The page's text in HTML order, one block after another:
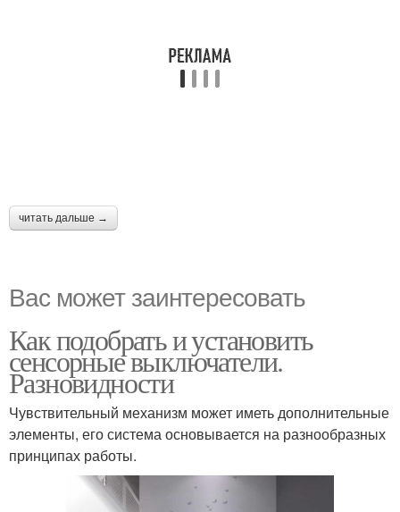
читать дальше →
Вас может заинтересовать
Как подобрать и установить
сенсорные выключатели.
Разновидности
Чувствительный механизм может иметь дополнительные
элементы, его система основывается на разнообразных
принципах работы.